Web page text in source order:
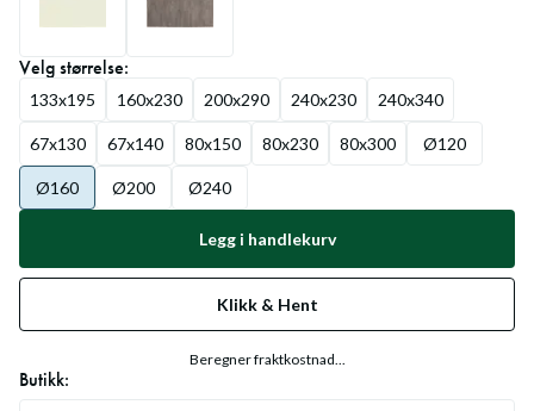
Velgstørrelse:
133x195 160x230 200x290 240x230 240x340
67x130 67x140 80x150 80x230 80x300 Ø120
Ø160 Ø200 Ø240
Legg i handlekurv
Klikk & Hent
Beregner fraktkostnad...
Butikk: